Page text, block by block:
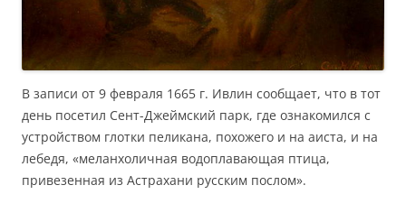
В записи от 9 февраля 1665 г. Ивлин сообщает, что в тот
день посетил Сент-Джеймский парк, где ознакомился с
устройством глотки пеликана, похожего и на аиста, и на
лебедя, «меланхоличная водоплавающая птица,
привезенная из Астрахани русским послом».